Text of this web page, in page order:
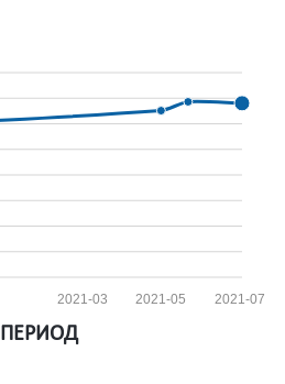
2021-07
2021-05
2021-03
ПЕРИОД